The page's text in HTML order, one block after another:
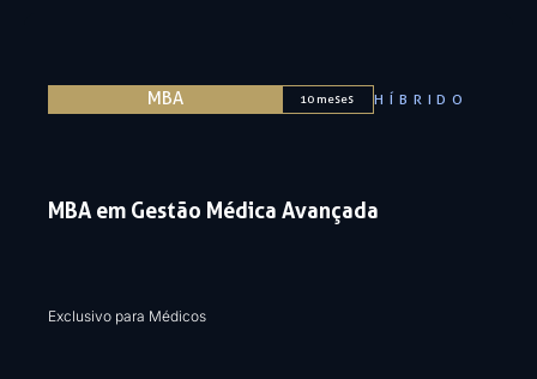
MBA em Gestão Médica Avançada
Exclusivo para Médicos
MBA 10 meses HÍBRIDO